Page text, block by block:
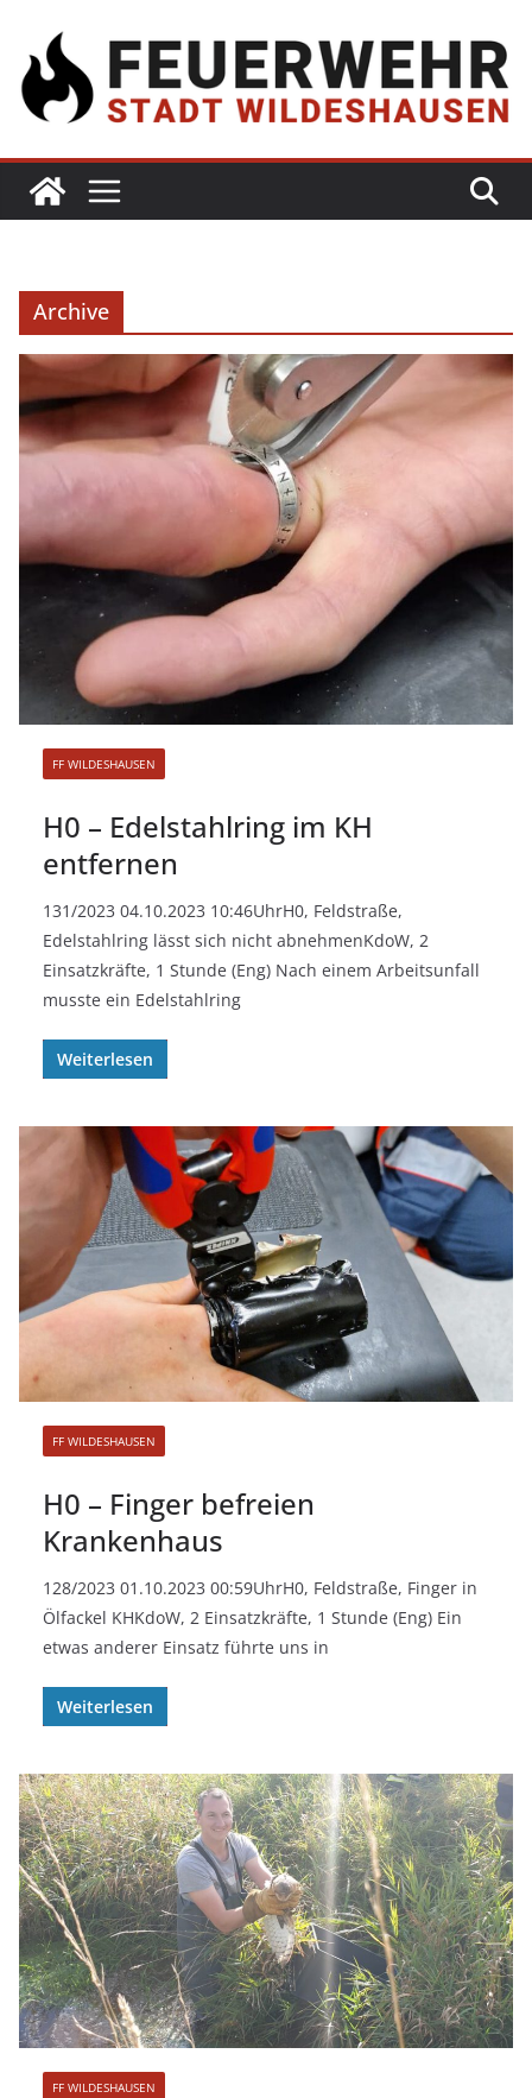
Archive
FF WILDESHAUSEN
H0 – Edelstahlring im KH
entfernen
131/2023 04.10.2023 10:46UhrH0, Feldstraße,
Edelstahlring lässt sich nicht abnehmenKdoW, 2
Einsatzkräfte, 1 Stunde (Eng) Nach einem Arbeitsunfall
musste ein Edelstahlring
Weiterlesen
FF WILDESHAUSEN
H0 – Finger befreien
Krankenhaus
128/2023 01.10.2023 00:59UhrH0, Feldstraße, Finger in
Ölfackel KHKdoW, 2 Einsatzkräfte, 1 Stunde (Eng) Ein
etwas anderer Einsatz führte uns in
Weiterlesen
FF WILDESHAUSEN